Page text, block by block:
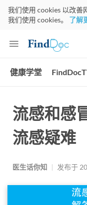
我们使用 cookies 以改善
我们使用 cookies。 了解
健康学堂
流感和感
流感疑难
医生话你知 | 发布于